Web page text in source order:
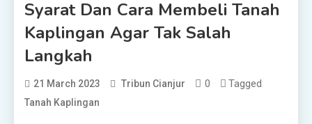
Syarat Dan Cara Membeli Tanah
Kaplingan Agar Tak Salah
Langkah
21 March 2023 Tribun Cianjur 0 Tagged
Tanah Kaplingan